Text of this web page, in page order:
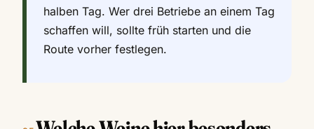
halben Tag. Wer drei Betriebe an einem Tag
schaffen will, sollte früh starten und die
Route vorher festlegen.